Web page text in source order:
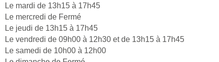
Le mardi de 13h15 à 17h45
Le mercredi de Fermé
Le jeudi de 13h15 à 17h45
Le vendredi de 09h00 à 12h30 et de 13h15 à 17h45
Le samedi de 10h00 à 12h00